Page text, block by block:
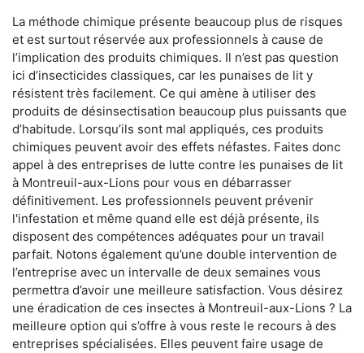
La méthode chimique présente beaucoup plus de risques
et est surtout réservée aux professionnels à cause de
l’implication des produits chimiques. Il n’est pas question
ici d’insecticides classiques, car les punaises de lit y
résistent très facilement. Ce qui amène à utiliser des
produits de désinsectisation beaucoup plus puissants que
d’habitude. Lorsqu’ils sont mal appliqués, ces produits
chimiques peuvent avoir des effets néfastes. Faites donc
appel à des entreprises de lutte contre les punaises de lit
à Montreuil-aux-Lions pour vous en débarrasser
définitivement. Les professionnels peuvent prévenir
l'infestation et même quand elle est déjà présente, ils
disposent des compétences adéquates pour un travail
parfait. Notons également qu’une double intervention de
l’entreprise avec un intervalle de deux semaines vous
permettra d’avoir une meilleure satisfaction. Vous désirez
une éradication de ces insectes à Montreuil-aux-Lions ? La
meilleure option qui s’offre à vous reste le recours à des
entreprises spécialisées. Elles peuvent faire usage de